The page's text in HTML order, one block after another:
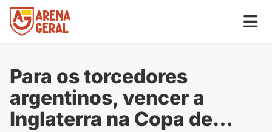
Para os torcedores
argentinos, vencer a
Inglaterra na Copa de…